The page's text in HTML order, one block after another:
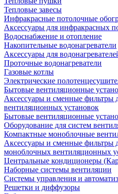
Тепловые завесы
Инфракрасные потолочные
Аксессуары для инфракрасных
Водоснабжение и отопление
Накопительные водонагреватели
Аксессуары для
Проточные водонагреватели
Газовые котлы
Электрические
Бытовые вентиляционные
Аксессуары и сменные фильтры
вентиляционных установок
Бытовые вентиляционные
Оборудование для систем
Компактные моноблочные
Аксессуары и сменные фильтры
моноблочных вентиляционных
Центральные кондиционеры
Наборные системы вентиляции
Системы управления и
Решетки и диффузоры